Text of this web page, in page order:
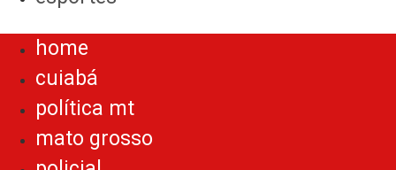
home
cuiabá
política mt
mato grosso